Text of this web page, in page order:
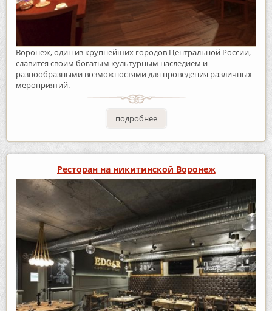
Воронеж, один из крупнейших городов Центральной России,
славится своим богатым культурным наследием и
разнообразными возможностями для проведения различных
мероприятий.
подробнее
Ресторан на никитинской Воронеж